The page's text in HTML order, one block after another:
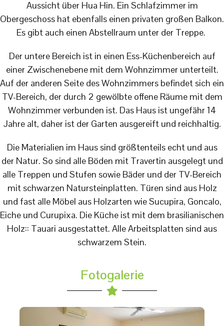
Aussicht über Hua Hin. Ein Schlafzimmer im
Obergeschoss hat ebenfalls einen privaten großen Balkon.
Es gibt auch einen Abstellraum unter der Treppe.
Der untere Bereich ist in einen Ess-Küchenbereich auf
einer Zwischenebene mit dem Wohnzimmer unterteilt.
Auf der anderen Seite des Wohnzimmers befindet sich ein
TV-Bereich, der durch 2 gewölbte offene Räume mit dem
Wohnzimmer verbunden ist. Das Haus ist ungefähr 14
Jahre alt, daher ist der Garten ausgereift und reichhaltig.
Die Materialien im Haus sind größtenteils echt und aus
der Natur. So sind alle Böden mit Travertin ausgelegt und
alle Treppen und Stufen sowie Bäder und der TV-Bereich
mit schwarzen Natursteinplatten. Türen sind aus Holz
und fast alle Möbel aus Holzarten wie Sucupira, Goncalo,
Eiche und Curupixa. Die Küche ist mit dem brasilianischen
Holz:: Tauari ausgestattet. Alle Arbeitsplatten sind aus
schwarzem Stein.
Fotogalerie